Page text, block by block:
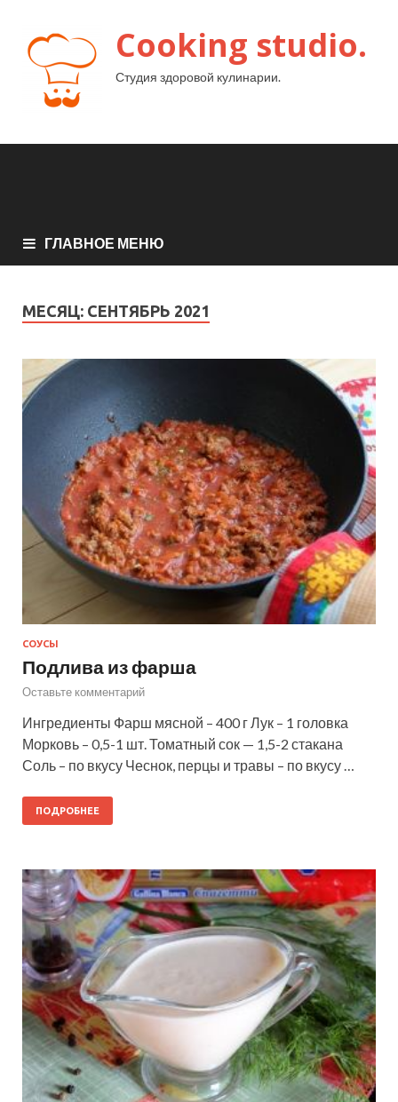
Cooking studio.
Студия здоровой кулинарии.
ГЛАВНОЕ МЕНЮ
МЕСЯЦ: СЕНТЯБРЬ 2021
СОУСЫ
Подлива из фарша
Оставьте комментарий
Ингредиенты Фарш мясной – 400 г Лук – 1 головка
Морковь – 0,5-1 шт. Томатный сок — 1,5-2 стакана
Соль – по вкусу Чеснок, перцы и травы – по вкусу …
ПОДРОБНЕЕ